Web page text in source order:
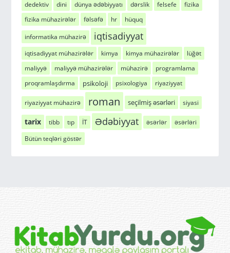
dedektiv
dini dünya ədəbiyyatı dərslik felsefe
fizika
fizika mühazirələr
fəlsəfə hr hüquq
informatika mühazirə iqtisadiyyat
iqtisadiyyat mühazirələr kimya kimya mühazirələr
lüğət
maliyyə
maliyyə mühazirələr mühazirə
programlama
proqramlaşdırma
psikoloji psixologiya riyaziyyat
riyaziyyat mühazirə roman seçilmiş əsərləri siyasi
tarix tibb tıp İT Ədəbiyyat əsərlər
əsərləri
Bütün teqləri göstər